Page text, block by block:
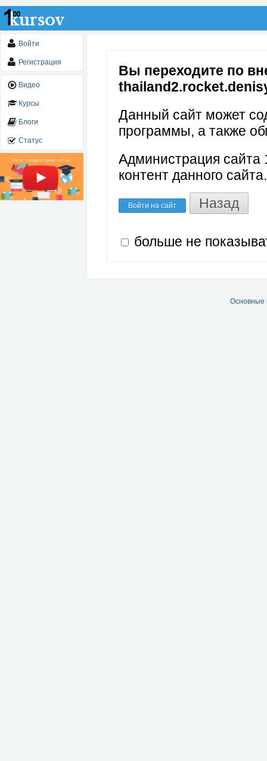
Войти
Регистрация
Видео
Курсы
Блоги
Статус
Вы переходите по
Данный сайт может
программы, а также
Администрация сайта
контент данного сайта.
Войти на сайт Назад
больше не
Основные